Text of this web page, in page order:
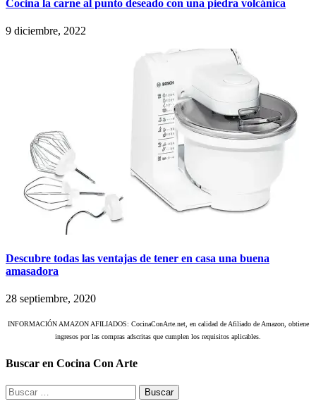
Cocina la carne al punto deseado con una piedra volcánica
9 diciembre, 2022
Descubre todas las ventajas de tener en casa una buena
amasadora
28 septiembre, 2020
INFORMACIÓN AMAZON AFILIADOS: CocinaConArte.net, en calidad de Afiliado de Amazon, obtiene
ingresos por las compras adscritas que cumplen los requisitos aplicables.
Buscar en Cocina Con Arte
Buscar: